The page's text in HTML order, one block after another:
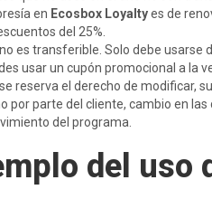
en Ecosbox Loyaltyes de
del 25%.
es transferible. Solo debe usarse
usar un cupón promocional a la
reserva el derecho de modificar,
por parte del cliente, cambio en
del programa.
del uso